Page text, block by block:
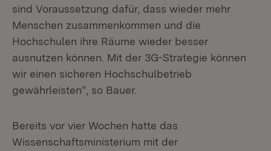
sind Voraussetzung dafür, dass wieder mehr
Menschen zusammenkommen und die
Hochschulen ihre Räume wieder besser
ausnutzen können. Mit der 3G-Strategie können
wir einen sicheren Hochschulbetrieb
gewährleisten“, so Bauer.
Bereits vor vier Wochen hatte das
Wissenschaftsministerium mit der